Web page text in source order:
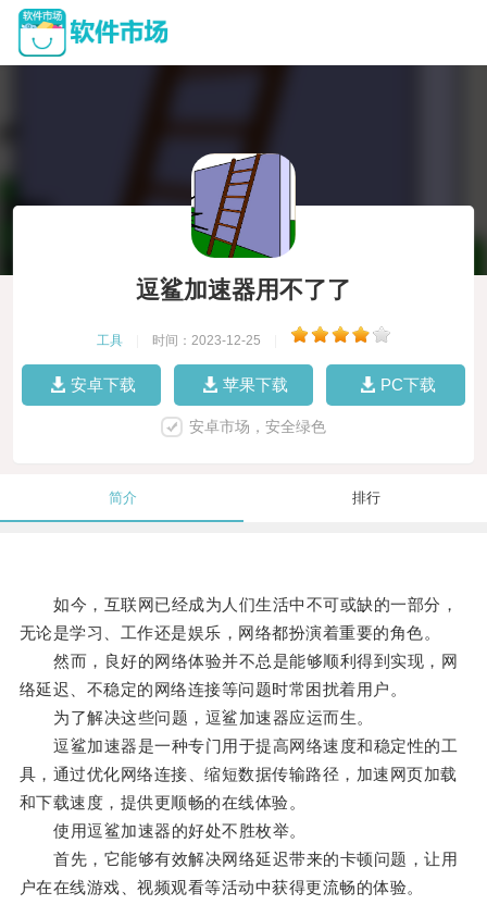
逗鲨加速器用不了了
工具 时间：2023-12-25
安卓下载 苹果下载 PC下载
安卓市场，安全绿色
简介 排行
如今，互联网已经成为人们生活中不可或缺的一部分，
无论是学习、工作还是娱乐，网络都扮演着重要的角色。
然而，良好的网络体验并不总是能够顺利得到实现，网
络延迟、不稳定的网络连接等问题时常困扰着用户。
为了解决这些问题，逗鲨加速器应运而生。
逗鲨加速器是一种专门用于提高网络速度和稳定性的工
具，通过优化网络连接、缩短数据传输路径，加速网页加载
和下载速度，提供更顺畅的在线体验。
使用逗鲨加速器的好处不胜枚举。
首先，它能够有效解决网络延迟带来的卡顿问题，让用
户在在线游戏、视频观看等活动中获得更流畅的体验。